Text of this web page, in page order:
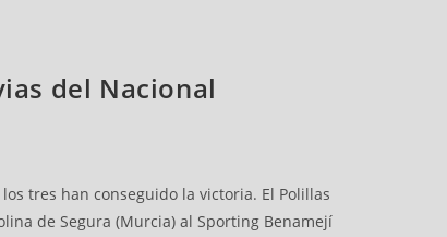
del Nacional
tres han conseguido la victoria. El Polillas
de Segura (Murcia) al Sporting Benamejí